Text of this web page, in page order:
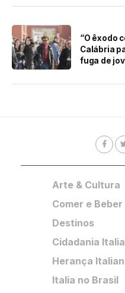
“O êxodo
Calábria
fuga de
Arte & Cultura
Comer e Beber
Destinos
Cidadania
Herança
Italia no Brasil